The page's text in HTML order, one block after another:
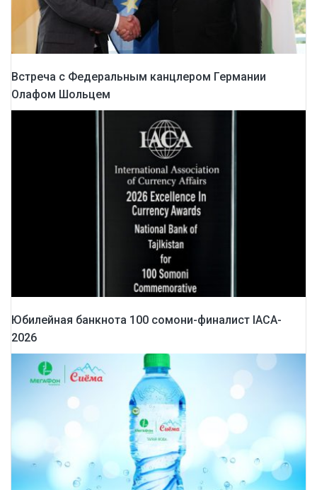
Встреча с Федеральным канцлером Германии
Олафом Шольцем
Юбилейная банкнота 100 сомони-финалист IACA-
2026